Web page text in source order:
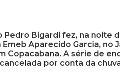
Pedro Bigardi fez, na noite
Emeb Aparecido Garcia, no
Copacabana. A série de
por conta da